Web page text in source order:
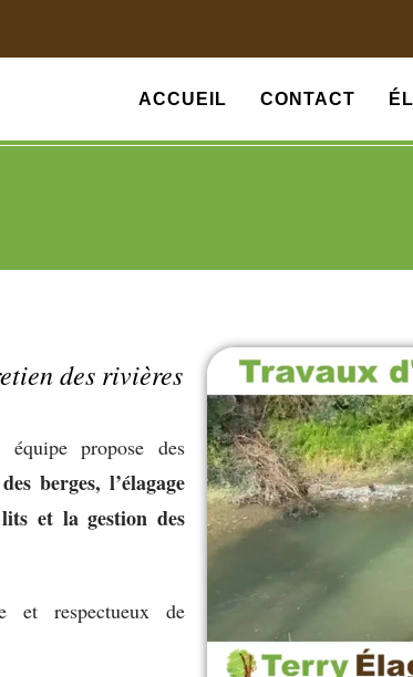
ACCUEIL CONTACT
des rivières
propose des
berges, l’élagage
et la gestion des
et respectueux de